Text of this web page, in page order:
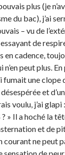
plus (je
du bac), j’ai
– vu de
de
en cadence,
peut plus.
fumait une clope
et
voulu, j’ai glapi
? » Il a hoché la
et de
courant ne peut